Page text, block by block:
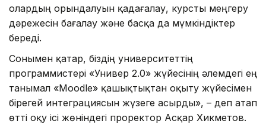
олардың орындалуын қадағалау, курсты меңгеру
дәрежесін бағалау және басқа да мүмкіндіктер
береді.
Сонымен қатар, біздің университеттің
программистері «Универ 2.0» жүйесінің әлемдегі ең
танымал «Moodle» қашықтықтан оқыту жүйесімен
бірегей интеграциясын жүзеге асырды», – деп атап
өтті оқу ісі жөніндегі проректор Асқар Хикметов.